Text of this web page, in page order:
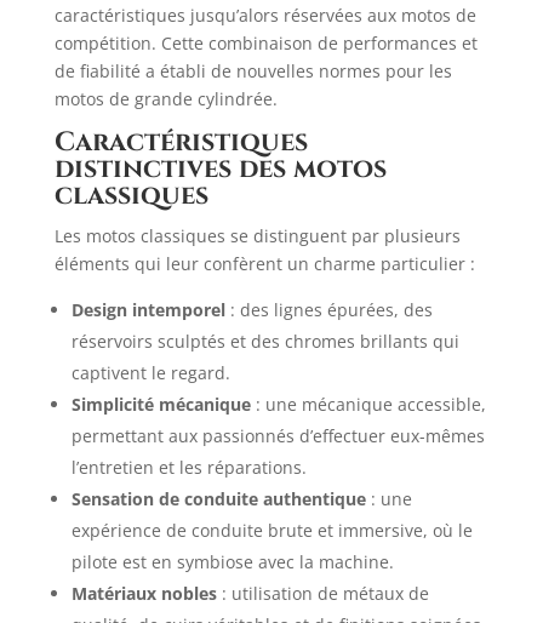
caractéristiques jusqu’alors réservées aux motos de
compétition. Cette combinaison de performances et
de fiabilité a établi de nouvelles normes pour les
motos de grande cylindrée.
Caractéristiques
distinctives des motos
classiques
Les motos classiques se distinguent par plusieurs
éléments qui leur confèrent un charme particulier :
Design intemporel: des lignes épurées, des
réservoirs sculptés et des chromes brillants qui
captivent le regard.​
Simplicité mécanique: une mécanique accessible,
permettant aux passionnés d’effectuer eux-mêmes
l’entretien et les réparations.​
Sensation de conduite authentique: une
expérience de conduite brute et immersive, où le
pilote est en symbiose avec la machine.​
Matériaux nobles: utilisation de métaux de